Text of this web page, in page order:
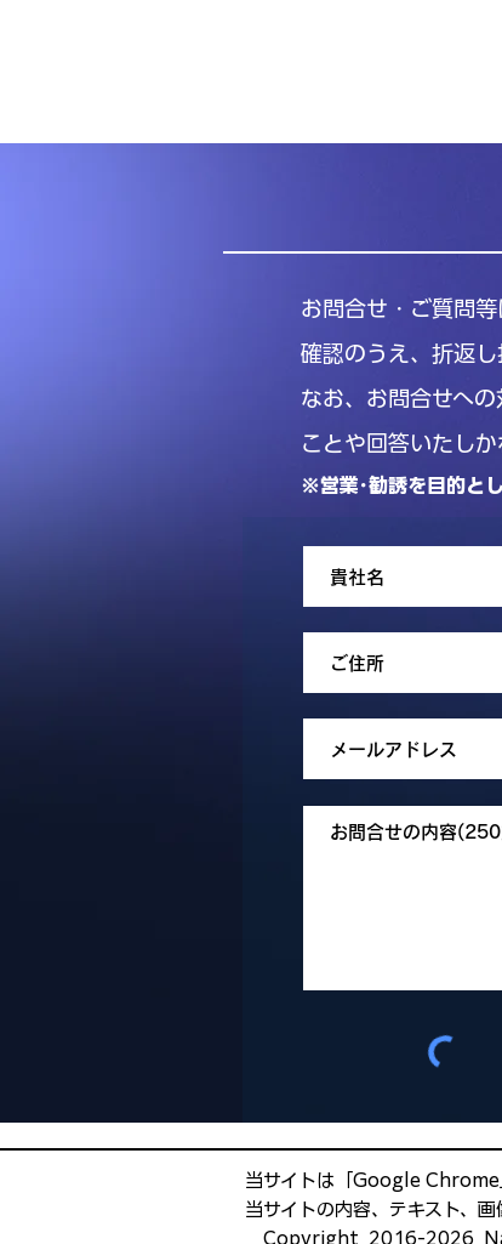
お問合せ・ご質問等
確認のうえ、折返し
なお、お問合せへ
ことや回答いたし
※営業･勧誘を目的と
当サイトは「Google Chrome
当サイトの内容、テキスト、
Copyright 2016-2026